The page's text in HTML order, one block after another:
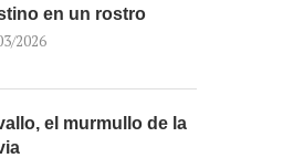
en un rostro
2026
el murmullo de la